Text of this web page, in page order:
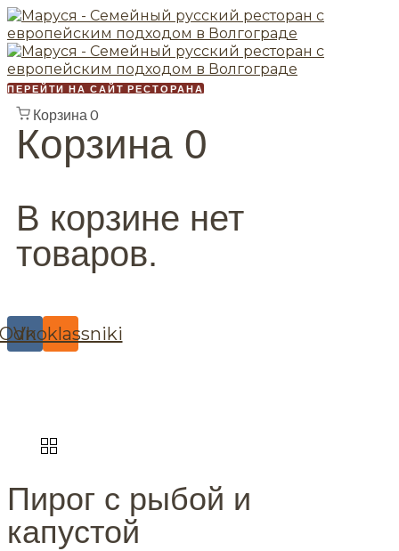
ПЕРЕЙТИ НА САЙТ РЕСТОРАНА
Корзина 0
Корзина 0
В корзине нет
товаров.
Vk
Пирог с рыбой и
капустой